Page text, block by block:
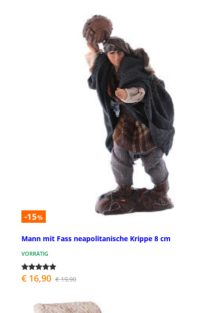
-15%
Mann mit Fass neapolitanische Krippe 8 cm
VORRÄTIG
€ 16,90 € 19,90